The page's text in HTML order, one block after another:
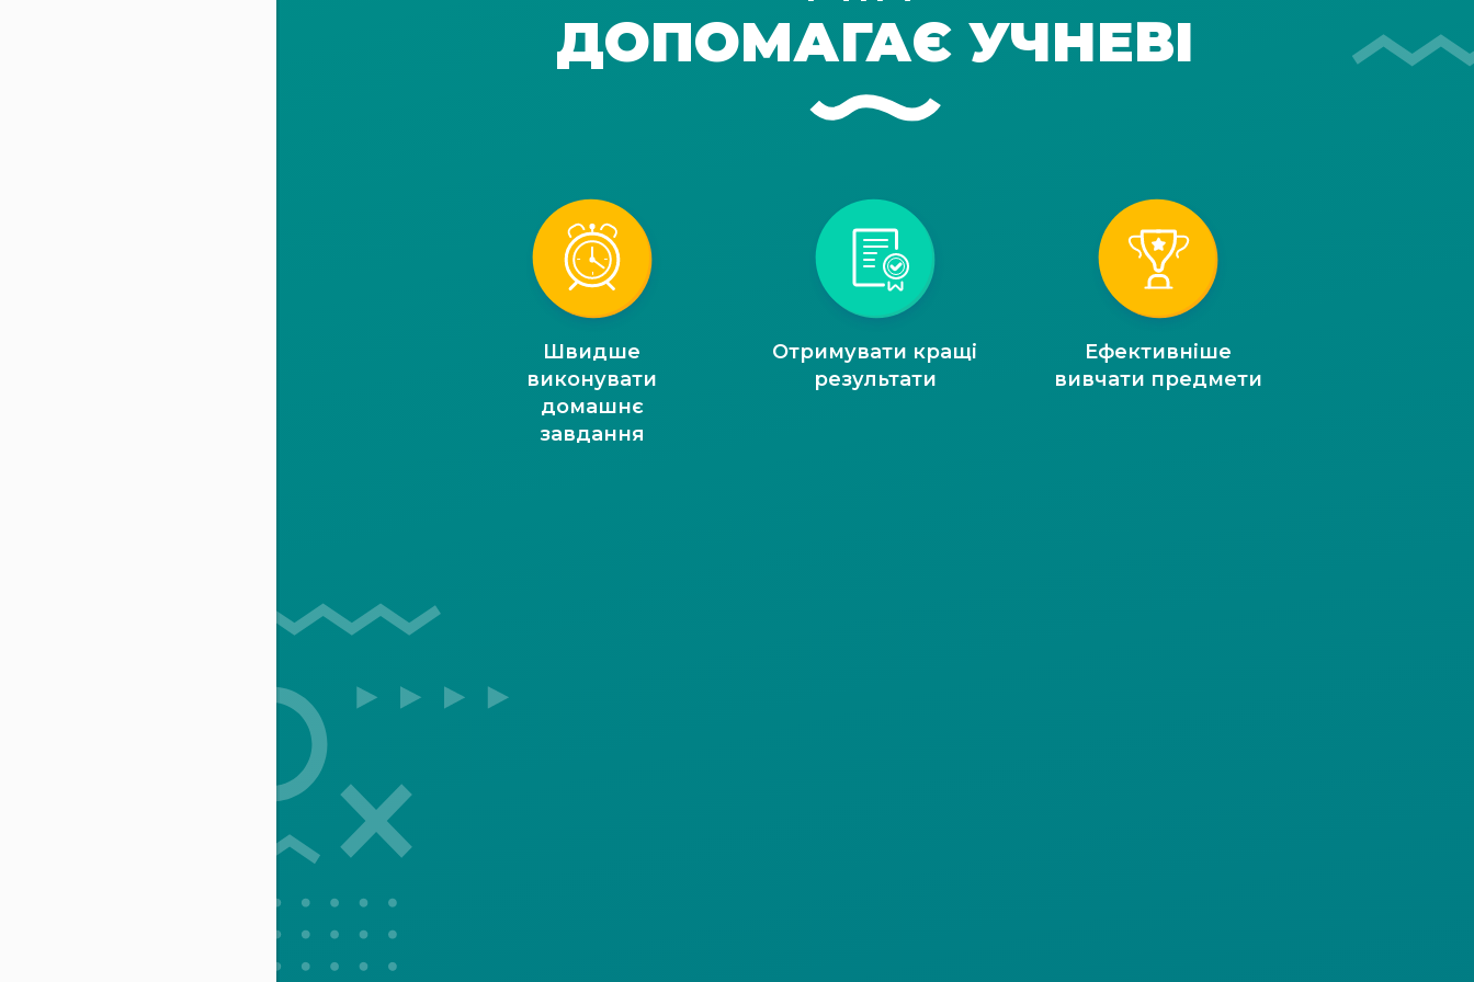
ДОПОМАГАЄ УЧНЕВІ
Швидше
виконувати
домашнє
завдання
Отримувати кращі
результати
Ефективніше
вивчати предмети